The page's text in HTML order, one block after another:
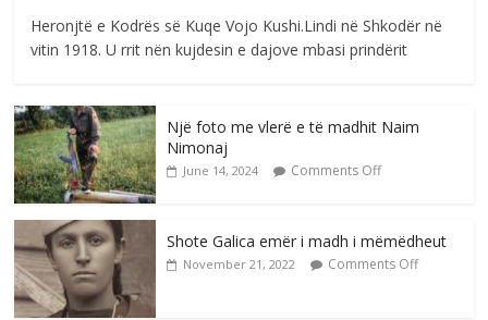
Heronjtë e Kodrës së Kuqe Vojo Kushi.Lindi në Shkodër në
vitin 1918. U rrit nën kujdesin e dajove mbasi prindërit
Një foto me vlerë e të madhit Naim
Nimonaj
June 14, 2024 Comments Off
Shote Galica emër i madh i mëmëdheut
November 21, 2022 Comments Off